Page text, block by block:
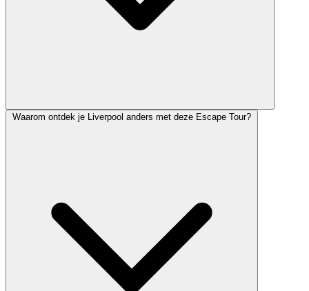
Waarom ontdek je Liverpool anders met deze Escape Tour?